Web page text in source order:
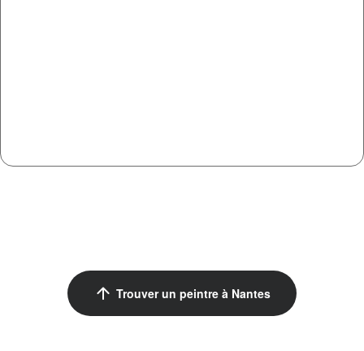
arrow_upward Trouver un peintre à Nantes